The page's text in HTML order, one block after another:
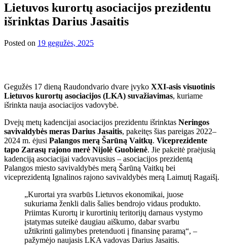
Lietuvos kurortų asociacijos prezidentu
išrinktas Darius Jasaitis
Posted on 19 gegužės, 2025
Gegužės 17 dieną Raudondvario dvare įvyko XXI-asis visuotinis
Lietuvos kurortų asociacijos (LKA) suvažiavimas, kuriame
išrinkta nauja asociacijos vadovybė.
Dvejų metų kadencijai asociacijos prezidentu išrinktas Neringos
savivaldybės meras Darius Jasaitis, pakeitęs šias pareigas 2022–
2024 m. ėjusi Palangos merą Šarūną Vaitkų. Viceprezidente
tapo Zarasų rajono merė Nijolė Guobienė. Jie pakeitė praėjusią
kadenciją asociacijai vadovavusius – asociacijos prezidentą
Palangos miesto savivaldybės merą Šarūną Vaitkų bei
viceprezidentą Ignalinos rajono savivaldybės merą Laimutį Ragaišį.
„Kurortai yra svarbūs Lietuvos ekonomikai, juose
sukuriama ženkli dalis šalies bendrojo vidaus produkto.
Priimtas Kurortų ir kurortinių teritorijų darnaus vystymo
įstatymas suteikė daugiau aiškumo, dabar svarbu
užtikrinti galimybes pretenduoti į finansinę paramą“, –
pažymėjo naujasis LKA vadovas Darius Jasaitis.